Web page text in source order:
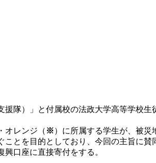
隊）」と付属校の法政大学高等学校
オレンジ（ ※）に所属する学生が、被災
とを目的としており、今回の主旨に賛
口座に直接寄付をする。